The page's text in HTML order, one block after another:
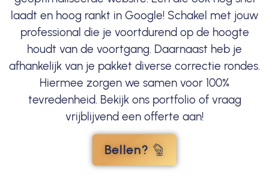
laadt en hoog rankt in Google! Schakel met jouw
professional die je voortdurend op de hoogte
houdt van de voortgang. Daarnaast heb je
afhankelijk van je pakket diverse correctie rondes.
Hiermee zorgen we samen voor 100%
tevredenheid. Bekijk ons portfolio of vraag
vrijblijvend een offerte aan!
Bellen?